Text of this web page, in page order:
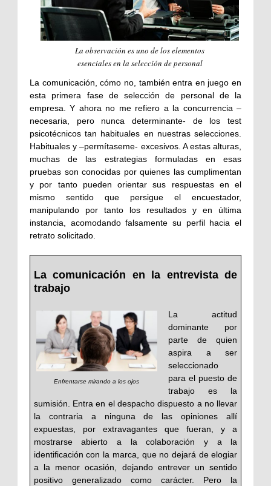
La observación es uno de los elementos
esenciales en la selección de personal
La comunicación, cómo no, también entra en juego en
esta primera fase de selección de personal de la
empresa. Y ahora no me refiero a la concurrencia –
necesaria, pero nunca determinante- de los test
psicotécnicos tan habituales en nuestras selecciones.
Habituales y –permítaseme- excesivos. A estas alturas,
muchas de las estrategias formuladas en esas
pruebas son conocidas por quienes las cumplimentan
y por tanto pueden orientar sus respuestas en el
mismo sentido que persigue el encuestador,
manipulando por tanto los resultados y en última
instancia, acomodando falsamente su perfil hacia el
retrato solicitado.
La comunicación en la entrevista de
trabajo
Enfrentarse mirando a los ojos
La actitud
dominante por
parte de quien
aspira a ser
seleccionado
para el puesto de
trabajo es la
sumisión. Entra en el despacho dispuesto a no llevar
la contraria a ninguna de las opiniones allí
expuestas, por extravagantes que fueran, y a
mostrarse abierto a la colaboración y a la
identificación con la marca, que no dejará de elogiar
a la menor ocasión, dejando entrever un sentido
positivo generalizado como carácter. Pero la